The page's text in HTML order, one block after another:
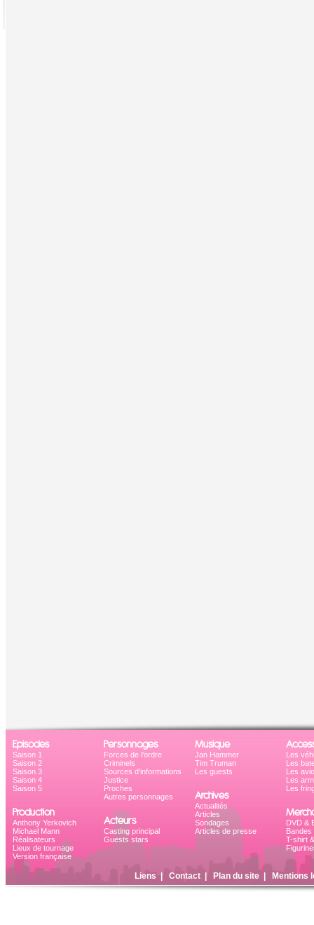
Episodes
Saison 1
Saison 2
Saison 3
Saison 4
Saison 5
Production
Anthony Yerkovich
Michael Mann
Réalisateurs
Lieux de tournage
Version française
Personnages
Forces de l'ordre
Criminels
Sources d'informations
Justice
Proches
Autres personnages
Acteurs
Casting principal
Guests stars
Musique
Jan Hammer
Tim Truman
Les guests
Archives
Actualités
Articles
Sondages
Articles de presse
Les
Les
Les
Les
Les
DVD &
Bandes
T-shirt
Liens Contact| Plan du site| Mentions